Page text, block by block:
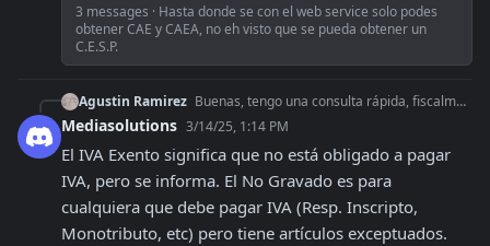
3 messages · Hasta donde se con el web service solo podes
obtener CAE y CAEA, no eh visto que se pueda obtener un
C.E.S.P.
Agustin Ramirez Buenas, tengo una consulta rápida, fiscalmente hablando, ¿Cuál es la diferencia entre colocar el importe en IVA Exento e Importe Total Neto No Gravado? Graciass
Mediasolutions 3/14/25, 1:14 PM
El IVA Exento significa que no está obligado a pagar
IVA, pero se informa. El No Gravado es para
cualquiera que debe pagar IVA (Resp. Inscripto,
Monotributo, etc) pero tiene artículos exceptuados.